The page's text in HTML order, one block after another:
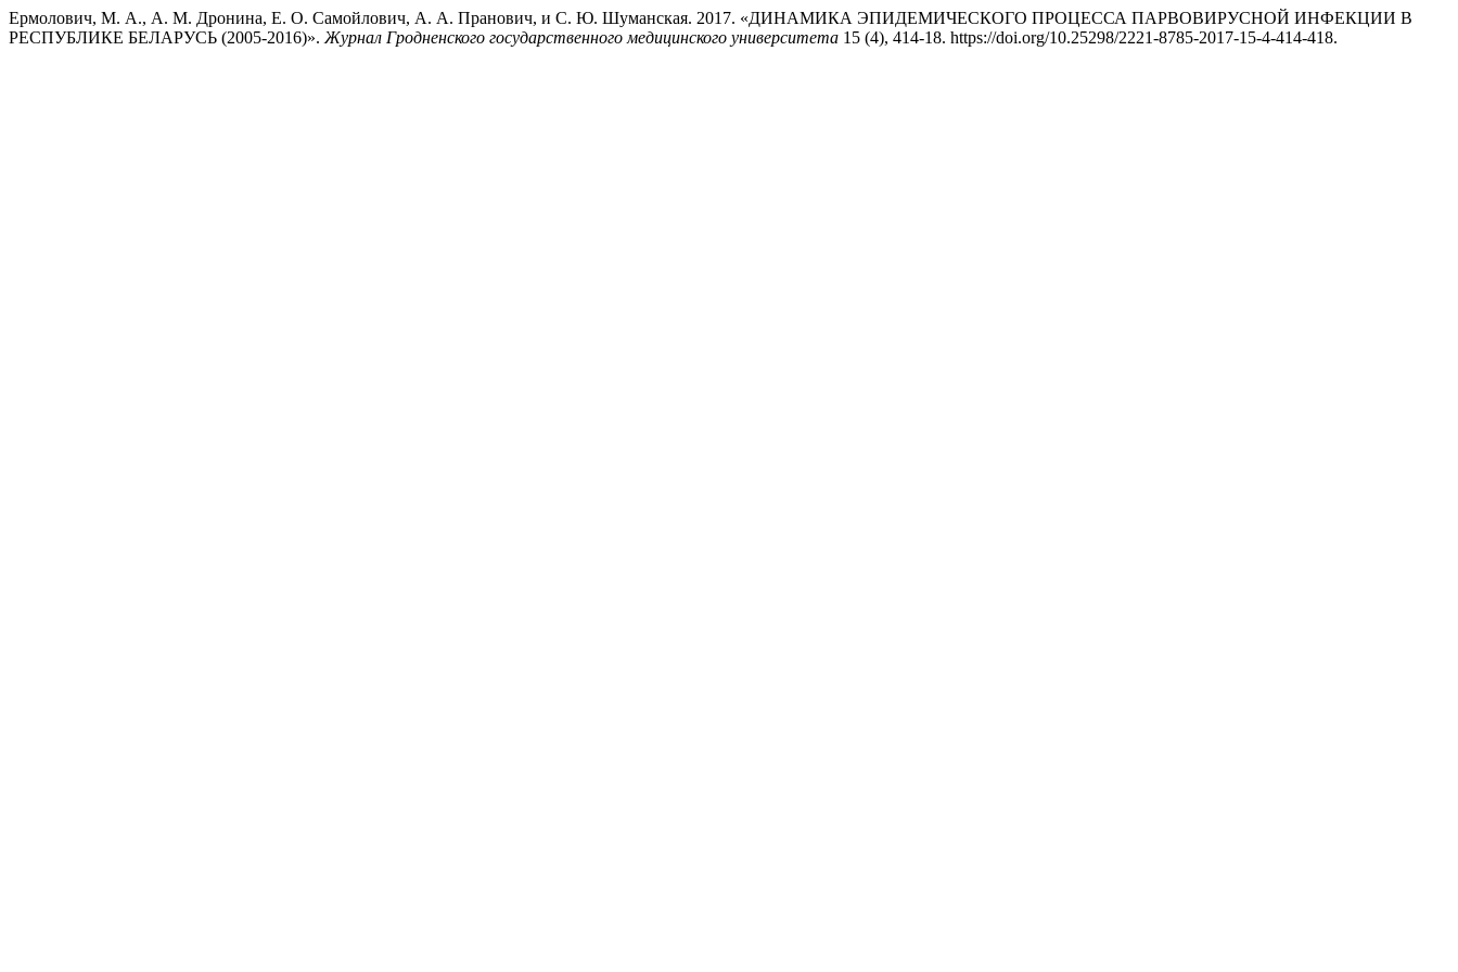
Ермолович, М. А., А. М. Дронина, Е. О. Самойлович, А. А. Пранович, и С. Ю. Шуманская. 2017. «ДИНАМИКА ЭПИДЕМИЧЕСКОГО ПРОЦЕССА ПАРВОВИРУСНОЙ ИНФЕКЦИИ В
РЕСПУБЛИКЕ БЕЛАРУСЬ (2005-2016)». Журнал Гродненского государственного медицинского университета 15 (4), 414-18. https://doi.org/10.25298/2221-8785-2017-15-4-414-418.